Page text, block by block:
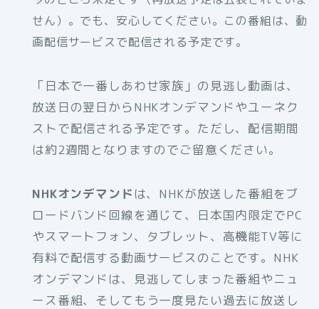
せん）。でも、安心してください。この番組は、動
画配信サービスで配信される予定です。
「日本で一番しあわせ家族」の見逃し動画は、
放送日の翌日からNHKオンデマンドやユーネク
ストで配信される予定です。ただし、配信期間
は約2週間となりますのでご留意ください。
NHKオンデマンド は、NHKが放送した番組をブ
ロードバンド回線を通じて、日本国内限定でPC
やスマートフォン、タブレット、高機能TV等に
有料で配信する動画サービスのことです。NHK
オンデマンドは、見逃してしまった番組やニュ
ース番組、そしてもう一度見たい過去に放送し